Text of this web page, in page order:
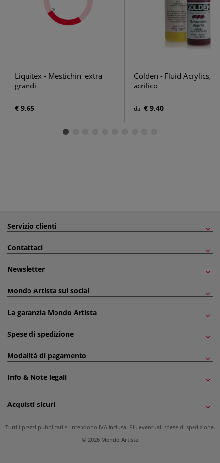
Liquitex - Mestichini extra
grandi
€ 9,65
Golden - Fluid Acrylics,
acrilico
da € 9,40
Servizio clienti
Contattaci
Newsletter
Mondo Artista sui social
La garanzia Mondo Artista
Spese di spedizione
Modalità di pagamento
Info & Note legali
Acquisti sicuri
Tutti i prezzi pubblicati si intendono IVA inclusa. Più eventuali spese di spedizione.
© 2026 Mondo Artista